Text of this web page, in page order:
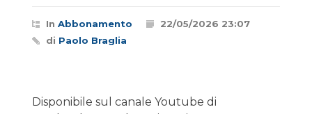
In Abbonamento
22/05/2026 23:07
di Paolo Braglia
Disponibile sul canale Youtube di